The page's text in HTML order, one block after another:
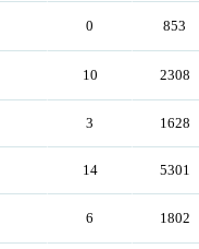
0 853
10 2308
3 1628
14 5301
6 1802